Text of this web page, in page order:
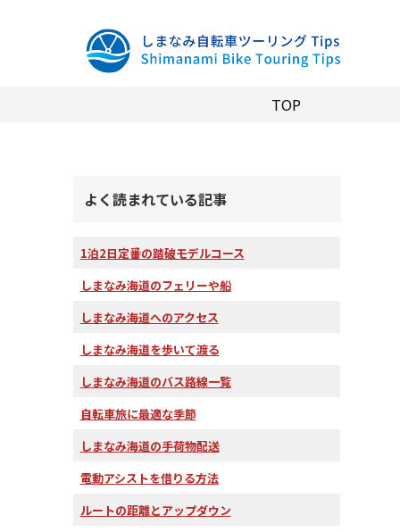
TOP
よく読まれている記事
1泊2日定番の踏破モデルコース
しまなみ海道のフェリーや船
しまなみ海道へのアクセス
しまなみ海道を歩いて渡る
しまなみ海道のバス路線一覧
自転車旅に最適な季節
しまなみ海道の手荷物配送
電動アシストを借りる方法
ルートの距離とアップダウン